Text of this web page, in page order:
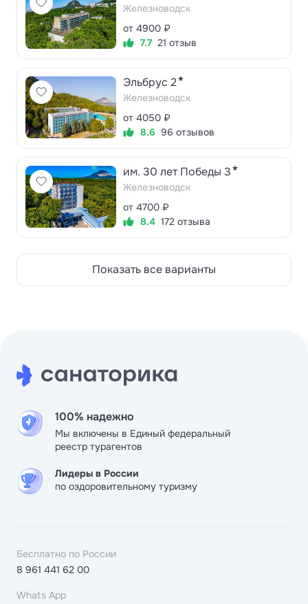
Железноводск
от 4900 ₽
7.7 21 отзыв
Эльбрус 2★
Железноводск
от 4050 ₽
8.6 96 отзывов
им. 30 лет Победы 3 ★
Железноводск
от 4700 ₽
8.4 172 отзыва
Показать все варианты
100% надежно
Мы включены в Единый федеральный
реестр турагентов
Лидеры в России
по оздоровительному туризму
Бесплатно по России
8 961 441 62 00
Whats App